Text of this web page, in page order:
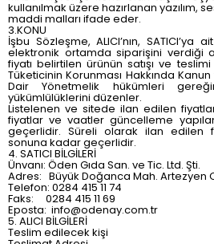
kullanılmak üzere hazırlanan yazılım,
maddi malları ifade eder.
3.KONU
İşbu Sözleşme, ALICI’nın,
elektronik ortamda siparişini verdiği
fiyatı belirtilen ürünün satışı ve
Tüketicinin Korunması Hakkında
Dair Yönetmelik hükümleri
yükümlülüklerini düzenler.
Listelenen ve sitede ilan edilen
fiyatlar ve vaatler güncelleme
geçerlidir. Süreli olarak ilan edilen
sonuna kadar geçerlidir.
4. SATICI BİLGİLERİ
Ünvanı: Öden Gıda San. ve Tic. Ltd. Şti.
Adres: Büyük Doğanca Mah. Artezyen
Telefon: 0284 415 11 74
Faks: 0284 415 11 69
Eposta: info@odenay.com.tr
5. ALICI BİLGİLERİ
Teslim edilecek kişi